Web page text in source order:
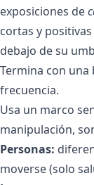
exposiciones de
cortas y
debajo de su
Termina con una
frecuencia.
Usa un marco
manipulación,
Personas:
moverse (solo